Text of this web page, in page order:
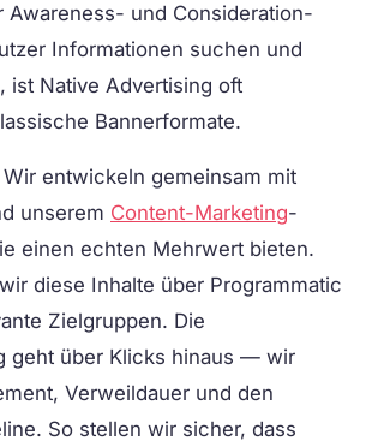
Awareness- und Consideration-
Informationen suchen und
ist Native Advertising oft
Bannerformate.
entwickeln gemeinsam mit
unserem Content-Marketing-
einen echten Mehrwert bieten.
diese Inhalte über Programmatic
Zielgruppen. Die
geht über Klicks hinaus — wir
Verweildauer und den
So stellen wir sicher, dass